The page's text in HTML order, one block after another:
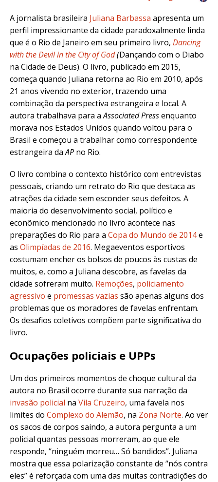
A jornalista brasileira Juliana Barbassa apresenta um
perfil impressionante da cidade paradoxalmente linda
que é o Rio de Janeiro em seu primeiro livro, Dancing
with the Devil in the City of God(Dançando com o Diabo
na Cidade de Deus). O livro, publicado em 2015,
começa quando Juliana retorna ao Rio em 2010, após
21 anos vivendo no exterior, trazendo uma
combinação da perspectiva estrangeira e local. A
autora trabalhava para aAssociated Pressenquanto
morava nos Estados Unidos quando voltou para o
Brasil e começou a trabalhar como correspondente
estrangeira daAP no Rio.
O livro combina o contexto histórico com entrevistas
pessoais, criando um retrato do Rio que destaca as
atrações da cidade sem esconder seus defeitos. A
maioria do desenvolvimento social, político e
econômico mencionado no livro acontece nas
preparações do Rio para a Copa do Mundo de 2014e
as Olimpíadas de 2016. Megaeventos esportivos
costumam encher os bolsos de poucos às custas de
muitos, e, como a Juliana descobre, as favelas da
cidade sofreram muito. Remoções, policiamento
agressivo e promessas vazias são apenas alguns dos
problemas que os moradores de favelas enfrentam.
Os desafios coletivos compõem parte significativa do
livro.
Ocupações policiais e UPPs
Um dos primeiros momentos de choque cultural da
autora no Brasil ocorre durante sua narração da
invasão policial na Vila Cruzeiro, uma favela nos
limites do Complexo do Alemão, na Zona Norte. Ao ver
os sacos de corpos saindo, a autora pergunta a um
policial quantas pessoas morreram, ao que ele
responde, “ninguém morreu… Só bandidos”. Juliana
mostra que essa polarização constante de “nós contra
eles” é reforçada com uma das muitas contradições do